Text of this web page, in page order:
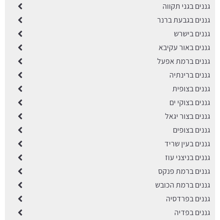
גננים בגני תקווה
גננים בגבעת ברנר
גננים בישרש
גננים באור עקיבא
גננים ברמת אפעל
גננים ברינתיה
גננים בצופית
גננים בצוקי ים
גננים בצור יגאל
גננים בצופים
גננים בעין שריד
גננים בניצני עוז
גננים ברמת פנקס
גננים ברמת הכובש
גננים בפרדסיה
גננים בפדיה